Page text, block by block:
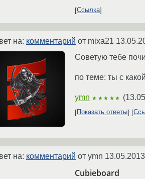
Ссылка
на: комментарий от mixa21
Советую тебе
по теме: ты с
ymn ★★★★★ (
Показать ответы
на: комментарий от ymn
Сubieboard